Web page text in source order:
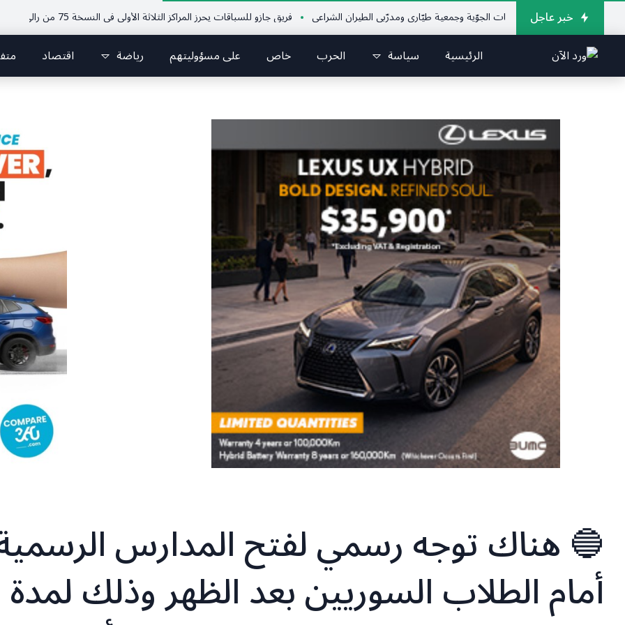
خبر عاجل
اللبناني للرياضات الجوّية وجمعية طيّاري ومدرّبي الطيران الشراعي فريق جازو للسباقات يحرز المراكز الثلاثة الأولى في النسخة 75 من رالي فنلندا
الرئيسية سياسة الحرب خاص على مسؤوليتهم رياضة اقتصاد
🔵 هناك توجه رسمي لفتح المدارس
أمام الطلاب السوريين بعد الظهر وذلك لمدة